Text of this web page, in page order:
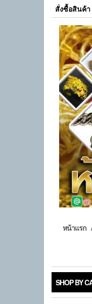
สั่งซื้อสินค้
หน้าแรก
SHOP BY